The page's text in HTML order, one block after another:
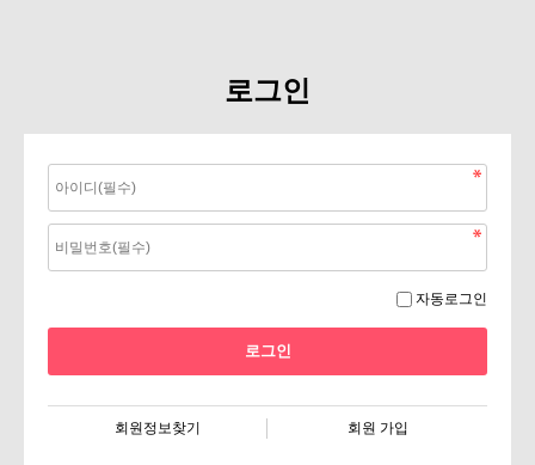
로그인
자동로그인
회원정보찾기 회원 가입